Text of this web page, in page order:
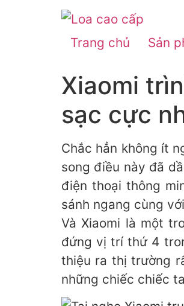
Trang chủ Sản
Xiaomi
sạc cực
Chắc hẳn không ít
song điều này đã
điện thoại thông
sánh ngang cùng
Và Xiaomi là một
đứng vị trí thứ 4
thiệu ra thị trường
những chiếc chiếc